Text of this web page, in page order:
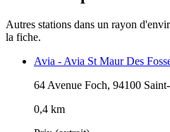
Autres stations dans un rayon
la fiche.
Avia - Avia St Maur Des
64 Avenue Foch, 94100
0,4 km